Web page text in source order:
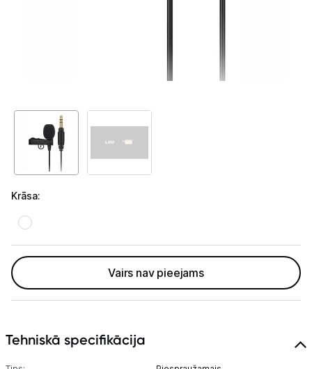
Bezvadu skaļruņi
Datoru skaļruņi
Datu nesēji
Tīkla iekārtas
Krāsa:
Vairs nav pieejams
Tehniskā specifikācija